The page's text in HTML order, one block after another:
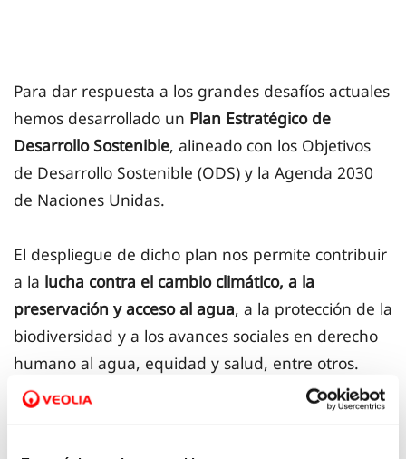
Para dar respuesta a los grandes desafíos actuales
hemos desarrollado un Plan Estratégico de
Desarrollo Sostenible, alineado con los Objetivos
de Desarrollo Sostenible (ODS) y la Agenda 2030
de Naciones Unidas.
El despliegue de dicho plan nos permite contribuir
a la lucha contra el cambio climático, a la
preservación y acceso al agua, a la protección de la
biodiversidad y a los avances sociales en derecho
humano al agua, equidad y salud, entre otros.
a los ciudadanos nuestros informes